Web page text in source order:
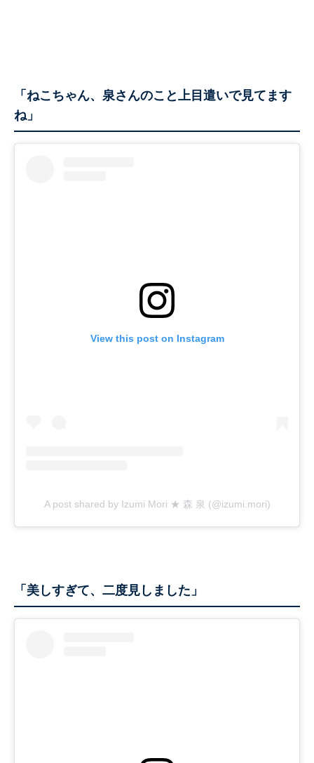
「ねこちゃん、泉さんのこと上目遣いで見てます
ね」
View this post on Instagram
A post shared by Izumi Mori ★ 森 泉 (@izumi.mori)
「美しすぎて、二度見しました」